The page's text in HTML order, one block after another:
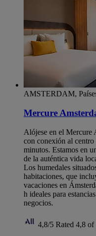
AMSTERDAM,
Mercure
Alójese en el Mercure
con conexión al
minutos. Estamos en
de la auténtica vida
Los humedales
habitaciones, que
vacaciones en
h ideales para
negocios.
4,8/5 Rated 4,8 of